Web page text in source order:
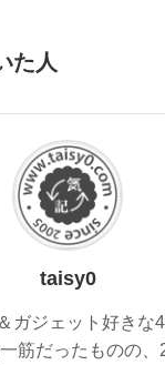
た人
taisy0
ガジェット好きな
筋だったものの、